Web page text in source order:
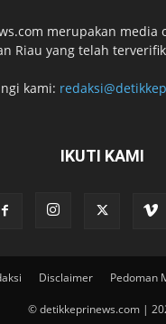
merupakan media
Riau yang telah
kami:
IKUTI KAMI
Disclaimer Pedoman
© detikkeprinews.com |